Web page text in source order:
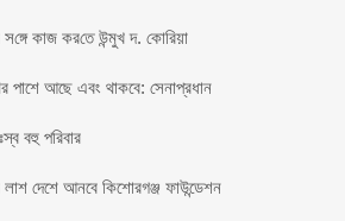
স‌ঙ্গে কাজ কর‌তে উন্মুখ দ. কো‌রিয়া
পাশে আছে এবং থাকবে: সেনাপ্রধান
বহু পরিবার
দেশে আনবে কিশোরগঞ্জ ফাউন্ডেশন